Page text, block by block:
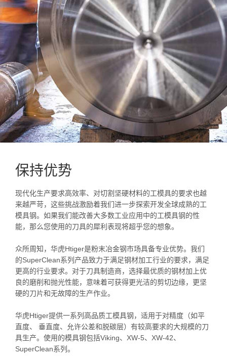
保持优势
现代化生产要求高效率、对切割坚硬材料的工模具的要求也越
来越严苛，这些挑战激励着我们进一步探索开发全球成熟的工
模具钢。如果我们能改善大多数工业应用中的工模具钢的性
能，那么您使用的刀具的犀利表现将超乎您的想象。
众所周知，华虎Htiger是粉末冶金钢市场具备专业优势。我们
的SuperClean系列产品致力于满足钢材加工行业的要求，满足
更高的行业要求。对于刀具制造商，选择最优质的钢材加上优
良的磨削和抛光性能，意味着可获得更光洁的剪切边缘，更坚
硬的刀片和无故障的生产作业。
华虎Htiger提供一系列高品质工模具钢，适用于对精度（如平
直度、 垂直度、允许公差和脱碳层）有较高要求的大规模的刀
具生产。使用的模具钢包括Viking、XW-5、XW-42、
SuperClean系列。